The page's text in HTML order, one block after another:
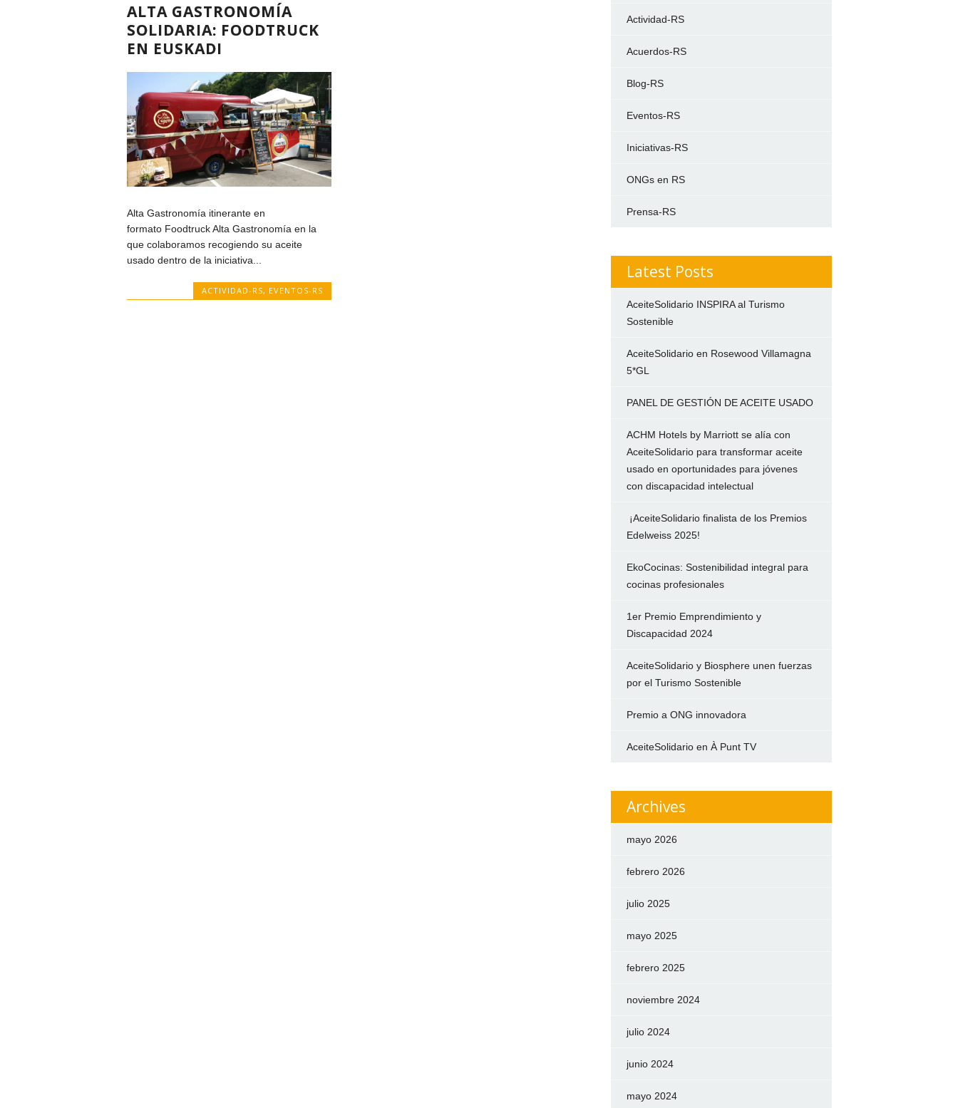
ALTA GASTRONOMÍA
SOLIDARIA: FOODTRUCK
EN EUSKADI
Alta Gastronomía itinerante en
formato Foodtruck Alta Gastronomía en la
que colaboramos recogiendo su aceite
usado dentro de la iniciativa...
ACTIVIDAD-RS, EVENTOS-RS
Actividad-RS
Acuerdos-RS
Blog-RS
Eventos-RS
Iniciativas-RS
ONGs en RS
Prensa-RS
Latest Posts
AceiteSolidario INSPIRA al Turismo
Sostenible
AceiteSolidario en Rosewood Villamagna
5*GL
PANEL DE GESTIÓN DE ACEITE USADO
ACHM Hotels by Marriott se alía con
AceiteSolidario para transformar aceite
usado en oportunidades para jóvenes
con discapacidad intelectual
¡AceiteSolidario finalista de los Premios
Edelweiss 2025!
EkoCocinas: Sostenibilidad integral para
cocinas profesionales
1er Premio Emprendimiento y
Discapacidad 2024
AceiteSolidario y Biosphere unen fuerzas
por el Turismo Sostenible
Premio a ONG innovadora
AceiteSolidario en À Punt TV
Archives
mayo 2026
febrero 2026
julio 2025
mayo 2025
febrero 2025
noviembre 2024
julio 2024
junio 2024
mayo 2024